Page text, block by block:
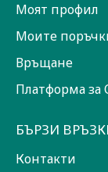
Моят профил
Моите
Връщане
Платформа за
БЪРЗИ
Контакти